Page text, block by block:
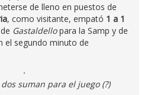
de lleno en puestos de
, como visitante, empató 1 a 1
Gastaldellopara la Samp y de
el segundo minuto de
suman para el juego (?)